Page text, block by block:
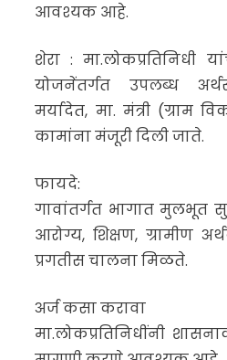
आवश्यक आहे.
शेरा : मा.लोकप्रतिनिधी
योजनेंतर्गत उपलब्ध
मर्यादेत, मा. मंत्री (ग्राम
कामांना मंजूरी दिली जाते.
फायदे:
गावांतर्गत भागात मुलभूत
आरोग्य, शिक्षण, ग्रामीण
प्रगतीस चालना मिळते.
अर्ज कसा करावा
मा.लोकप्रतिनिधींनी